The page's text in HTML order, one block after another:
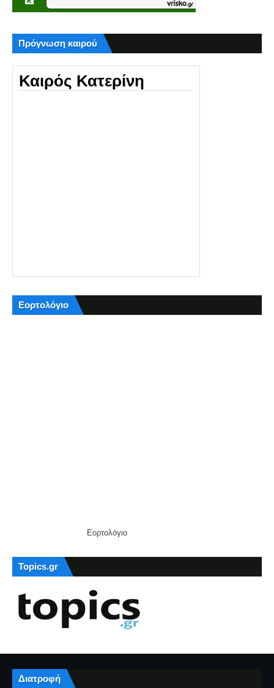
Πρόγνωση καιρού
Καιρός Κατερίνη
Εορτολόγιο
Εορτολόγιο
Topics.gr
Διατροφή